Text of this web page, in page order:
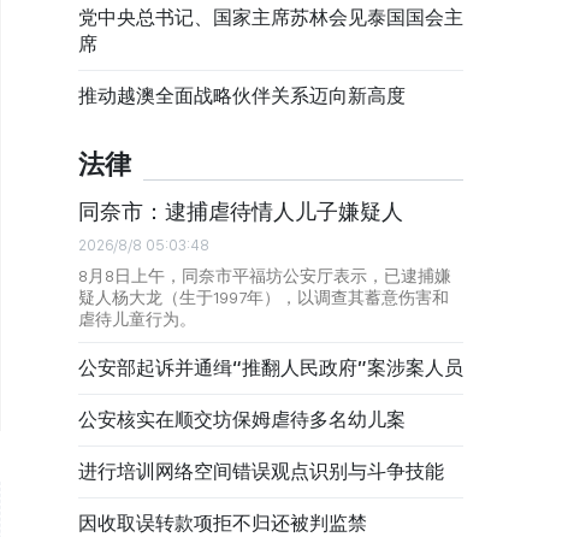
党中央总书记、国家主席苏林会见泰国国会主
席
推动越澳全面战略伙伴关系迈向新高度
法律
同奈市：逮捕虐待情人儿子嫌疑人
2026/8/8 05:03:48
8月8日上午，同奈市平福坊公安厅表示，已逮捕嫌
疑人杨大龙（生于1997年），以调查其蓄意伤害和
虐待儿童行为。
公安部起诉并通缉“推翻人民政府”案涉案人员
公安核实在顺交坊保姆虐待多名幼儿案
进行培训网络空间错误观点识别与斗争技能
因收取误转款项拒不归还被判监禁